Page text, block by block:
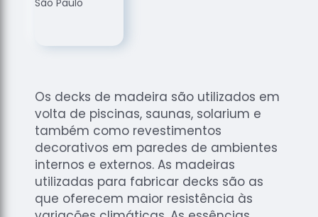
Assoalhos
Raspagem
de Tacos
Madeiras
Raspagens
de Pisos
Os decks de madeira são utilizados em
volta de piscinas, saunas, solarium e
também como revestimentos
decorativos em paredes de ambientes
internos e externos. As madeiras
utilizadas para fabricar decks são as
que oferecem maior resistência às